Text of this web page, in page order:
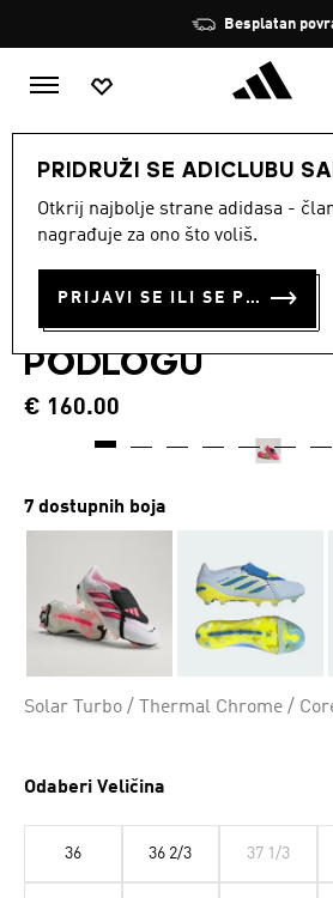
Zaustavi
rotaciju
Besplatan
PRIDRUŽI SE ADICLUBU
Otkrij najbolje strane adidasa -
nagrađuje za ono što voliš.
PRIJAVI SE ILI SE PRIDRUŽI SADA
NOGOMETNE
PREKLOPLJENIM
PREDATOR PRO
PODLOGU
€ 160.00
7 dostupnih boja
Solar Turbo / Thermal Chrome /
Odaberi Veličina
36 36 2/3 37 1/3